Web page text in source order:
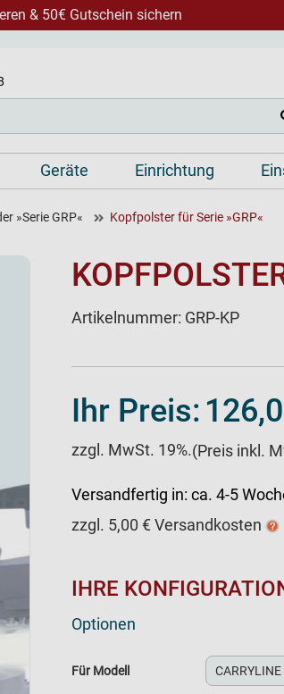
& 50€ Gutschein sichern
Geräte Einrichtung
»Serie GRP« Kopfpolster für Serie »GRP«
Artikelnummer: GRP-KP
Ihr Preis:
zzgl. MwSt. 19%.(Preis inkl.
Versandfertig in: ca. 4-5
zzgl. 5,00 € Versandkosten
IHRE
Optionen
Für Modell